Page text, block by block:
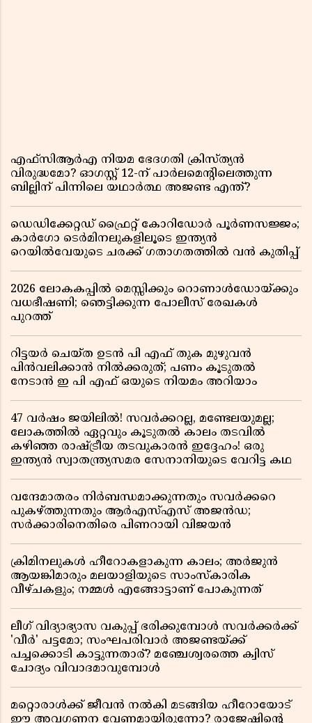
എഫ്സിആർഎ നിയമ ഭേദഗതി ക്രിസ്ത്യൻ
വിരുദ്ധമോ? ഓഗസ്റ്റ് 12-ന് പാർലമെന്റിലെത്തുന്ന
ബില്ലിന് പിന്നിലെ യഥാർത്ഥ അജണ്ട എന്ത്?
ഡെഡിക്കേറ്റഡ് ഫ്രൈറ്റ് കോറിഡോർ പൂർണസജ്ജം;
കാർഗോ ടെർമിനലുകളിലൂടെ ഇന്ത്യൻ
റെയിൽവേയുടെ ചരക്ക് ഗതാഗതത്തിൽ വൻ കുതിപ്പ്
2026 ലോകകപ്പിൽ മെസ്സിക്കും റൊണാൾഡോയ്ക്കും
വധഭീഷണി; ഞെട്ടിക്കുന്ന പോലീസ് രേഖകൾ
പുറത്ത്
റിട്ടയർ ചെയ്ത ഉടൻ പി എഫ് തുക മുഴുവൻ
പിൻവലിക്കാൻ നിൽക്കരുത്; പണം കൂടുതൽ
നേടാൻ ഇ പി എഫ് ഒയുടെ നിയമം അറിയാം
47 വർഷം ജയിലിൽ! സവർക്കറല്ല, മണ്ടേലയുമല്ല;
ലോകത്തിൽ ഏറ്റവും കൂടുതൽ കാലം തടവിൽ
കഴിഞ്ഞ രാഷ്ട്രീയ തടവുകാരൻ ഇദ്ദേഹം! ഒരു
ഇന്ത്യൻ സ്വാതന്ത്ര്യസമര സേനാനിയുടെ വേറിട്ട കഥ
വന്ദേമാതരം നിർബന്ധമാക്കുന്നതും സവർക്കറെ
പുകഴ്ത്തുന്നതും ആർഎസ്എസ് അജൻഡ;
സർക്കാരിനെതിരെ പിണറായി വിജയൻ
ക്രിമിനലുകൾ ഹീറോകളാകുന്ന കാലം; അർജുൻ
ആയങ്കിമാരും മലയാളിയുടെ സാംസ്കാരിക
വീഴ്ചകളും; നമ്മൾ എങ്ങോട്ടാണ് പോകുന്നത്
ലീഗ് വിദ്യാഭ്യാസ വകുപ്പ് ഭരിക്കുമ്പോൾ സവർക്കർക്ക്
'വീർ' പട്ടമോ; സംഘപരിവാർ അജണ്ടയ്ക്ക്
പച്ചക്കൊടി കാട്ടുന്നതാര്? മഞ്ചേശ്വരത്തെ ക്വിസ്
ചോദ്യം വിവാദമാവുമ്പോൾ
മറ്റൊരാൾക്ക് ജീവൻ നൽകി മടങ്ങിയ ഹീറോയോട്
ഈ അവഗണന വേണമായിരുന്നോ? രാജേഷിൻ്റെ